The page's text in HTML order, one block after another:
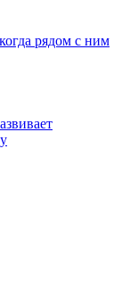
рядом с ним